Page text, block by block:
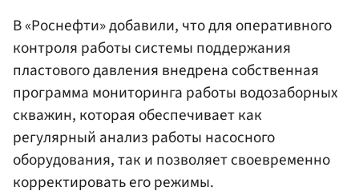
В «Роснефти» добавили, что для оперативного
контроля работы системы поддержания
пластового давления внедрена собственная
программа мониторинга работы водозаборных
скважин, которая обеспечивает как
регулярный анализ работы насосного
оборудования, так и позволяет своевременно
корректировать его режимы.